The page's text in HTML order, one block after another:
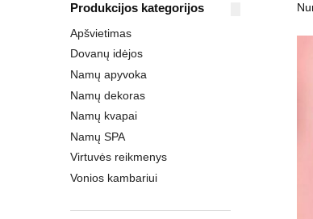
Produkcijos kategorijos
Apšvietimas
Dovanų idėjos
Namų apyvoka
Namų dekoras
Namų kvapai
Namų SPA
Virtuvės reikmenys
Vonios kambariui